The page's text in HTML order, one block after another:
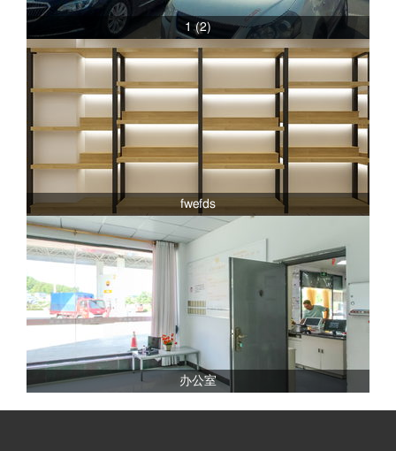
1 (2)
fwefds
办公室